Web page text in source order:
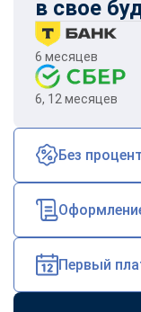
в свое
6 месяцев
6, 12 месяцев
Без
Первый